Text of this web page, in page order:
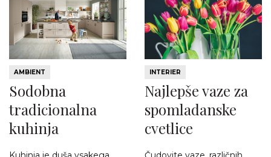
AMBIENT
Sodobna
tradicionalna
kuhinja
INTERIER
Najlepše vaze za
spomladanske
cvetlice